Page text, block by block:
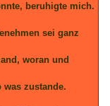
beruhigte mich.
sei ganz
woran und
zustande.